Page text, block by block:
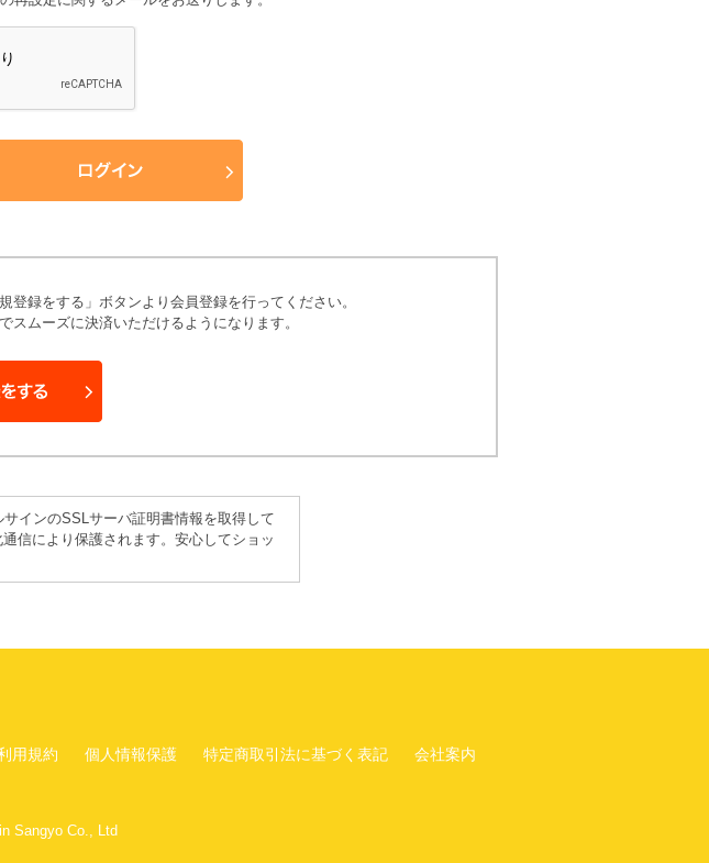
録をする」ボタンより会員登録を行ってください。
ムーズに決済いただけるようになります。
インのSSLサーバ証明書情報を取得して
信により保護されます。安心してショッ
用規約 個人情報保護 特定商取引法に基づく表記 会社案内
Sangyo Co., Ltd